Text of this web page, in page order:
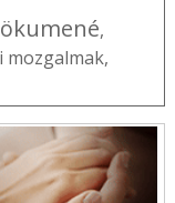
ökumené,
mozgalmak,